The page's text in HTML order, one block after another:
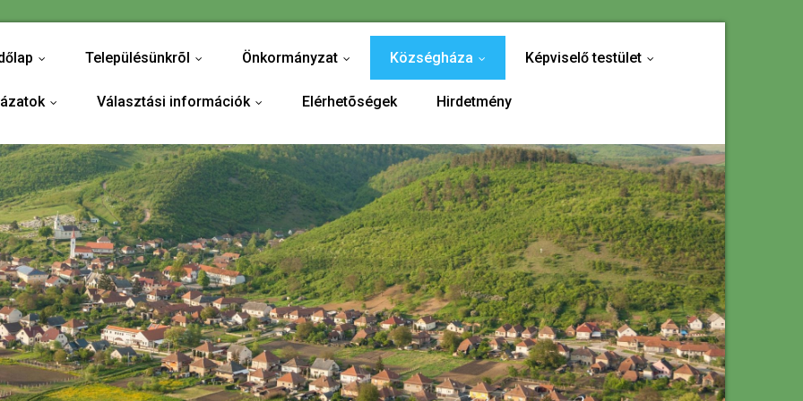
Településünkrõl Önkormányzat Községháza Képviselő testület
Választási információk Elérhetõségek Hirdetmény